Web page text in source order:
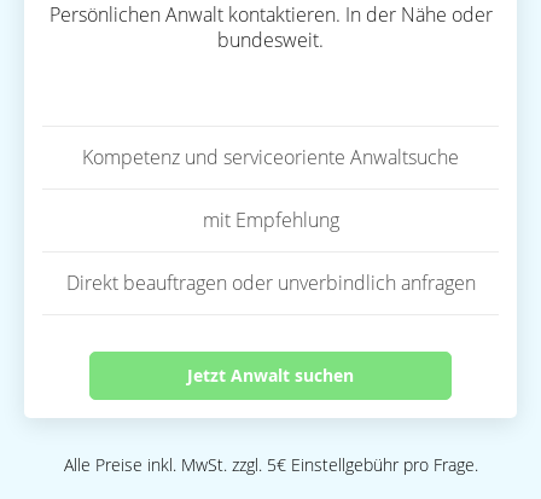
Persönlichen Anwalt kontaktieren. In der Nähe oder
bundesweit.
Kompetenz und serviceoriente Anwaltsuche
mit Empfehlung
Direkt beauftragen oder unverbindlich anfragen
Jetzt Anwalt suchen
Alle Preise inkl. MwSt. zzgl. 5€ Einstellgebühr pro Frage.